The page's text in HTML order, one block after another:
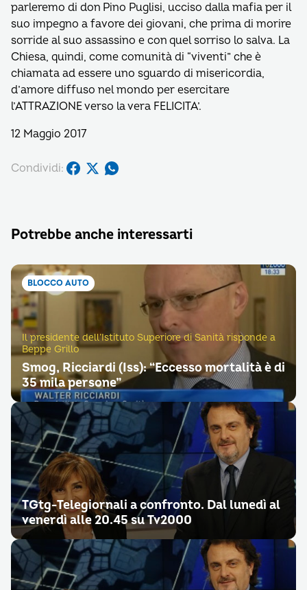
parleremo di don Pino Puglisi, ucciso dalla mafia per il
suo impegno a favore dei giovani, che prima di morire
sorride al suo assassino e con quel sorriso lo salva. La
Chiesa, quindi, come comunità di “viventi” che è
chiamata ad essere uno sguardo di misericordia,
d’amore diffuso nel mondo per esercitare
l’ATTRAZIONE verso la vera FELICITA’.
12 Maggio 2017
Condividi:
Potrebbe anche interessarti
BLOCCO AUTO
Il presidente dell’Istituto Superiore di Sanità risponde a
Beppe Grillo
Smog, Ricciardi (Iss): “Eccesso mortalità è di
35 mila persone”
TGtg-Telegiornali a confronto. Dal lunedì al
venerdì alle 20.45 su Tv2000